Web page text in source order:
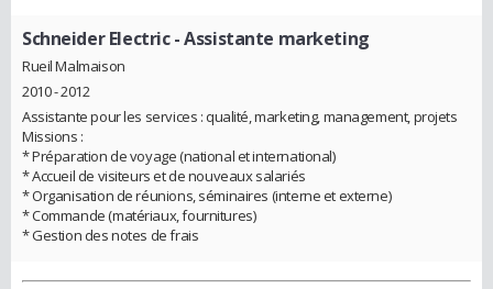
Schneider Electric- Assistante marketing
Rueil Malmaison
2010 - 2012
Assistante pour les services : qualité, marketing, management, projets
Missions :
* Préparation de voyage (national et international)
* Accueil de visiteurs et de nouveaux salariés
* Organisation de réunions, séminaires (interne et externe)
* Commande (matériaux, fournitures)
* Gestion des notes de frais